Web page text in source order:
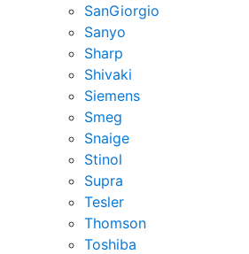
SanGiorgio
Sanyo
Sharp
Shivaki
Siemens
Smeg
Snaige
Stinol
Supra
Tesler
Thomson
Toshiba